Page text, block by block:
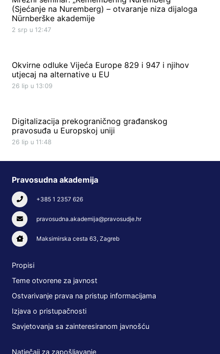
(Sjećanje na Nuremberg) – otvaranje niza dijaloga
Nürnberške akademije
2 srp u 12:47
Okvirne odluke Vijeća Europe 829 i 947 i njihov
utjecaj na alternative u EU
26 lip u 13:09
Digitalizacija prekograničnog građanskog
pravosuđa u Europskoj uniji
26 lip u 11:48
Pravosudna akademija
+385 1 2357 626
pravosudna.akademija@pravosudje.hr
Maksimirska cesta 63, Zagreb
Propisi
Teme otvorene za javnost
Ostvarivanje prava na pristup informacijama
Izjava o pristupačnosti
Savjetovanja sa zainteresiranom javnošću
Natječaji za zapošljavanje